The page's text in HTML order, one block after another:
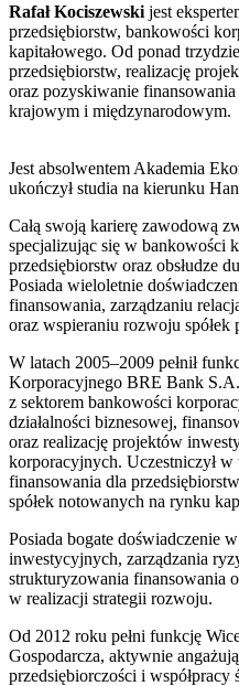
Rafał Kociszewski jest
przedsiębiorstw, bankowości
kapitałowego. Od ponad
przedsiębiorstw, realizację
oraz pozyskiwanie finansowania
krajowym i międzynarodowym.
Jest absolwentem Akademia
ukończył studia na kierunku
Całą swoją karierę zawodową
specjalizując się w bankowości
przedsiębiorstw oraz obsłudze
Posiada wieloletnie
finansowania, zarządzaniu
oraz wspieraniu rozwoju
W latach 2005–2009 pełnił
Korporacyjnego BRE Bank
z sektorem bankowości
działalności biznesowej,
oraz realizację projektów
korporacyjnych. Uczestniczył
finansowania dla
spółek notowanych na rynku
Posiada bogate doświadczenie
inwestycyjnych, zarządzania
strukturyzowania finansowania
w realizacji strategii rozwoju.
Od 2012 roku pełni funkcję
Gospodarcza, aktywnie
przedsiębiorczości i współpracy